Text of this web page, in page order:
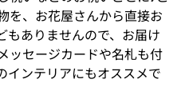
を、お花屋さんから直接お
もありませんので、お届け
ッセージカードや名札も付
インテリアにもオススメで